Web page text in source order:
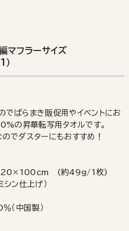
マフラーサイズ
でばらまき販促用やイベントにお
の昇華転写用タオルです。
でダスターにもおすすめ！
約20×100cm (約49g/1枚)
シン仕上げ）
（中国製）